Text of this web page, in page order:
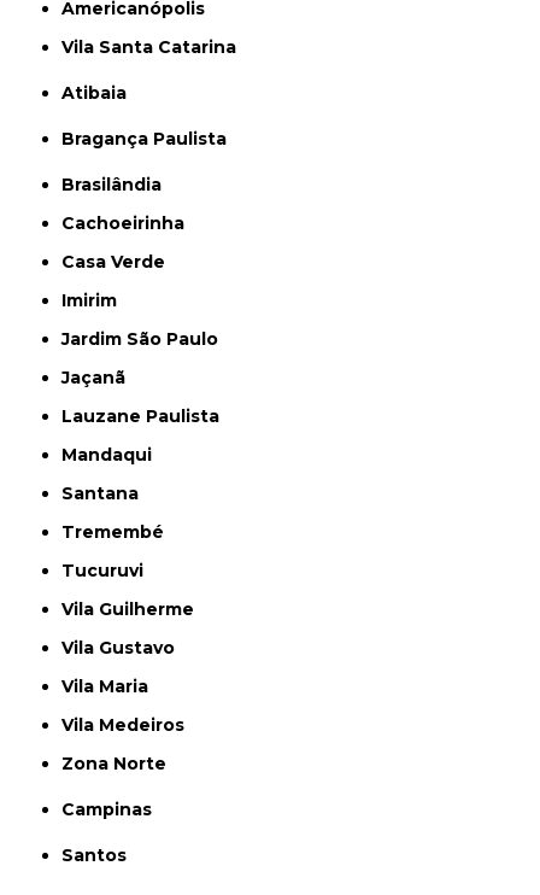
Americanópolis
Vila Santa Catarina
Atibaia
Bragança Paulista
Brasilândia
Cachoeirinha
Casa Verde
Imirim
Jardim São Paulo
Jaçanã
Lauzane Paulista
Mandaqui
Santana
Tremembé
Tucuruvi
Vila Guilherme
Vila Gustavo
Vila Maria
Vila Medeiros
Zona Norte
Campinas
Santos